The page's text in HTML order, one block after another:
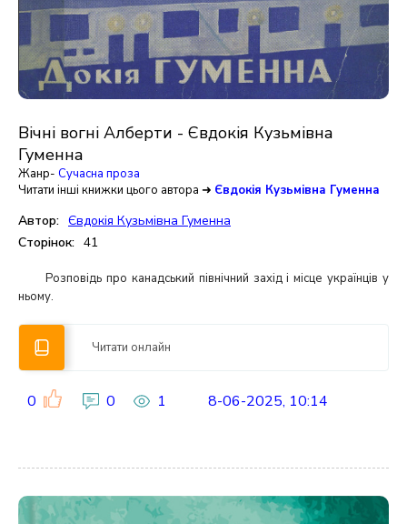
Вічні вогні Алберти - Євдокія Кузьмівна
Гуменна
Жанр- Сучасна проза
Читати інші книжки цього автора ➜ Євдокія Кузьмівна Гуменна
Автор: Євдокія Кузьмівна Гуменна
Сторінок: 41
Розповідь про канадський північний захід і місце українців у
ньому.
Читати онлайн
0 0 1 8-06-2025, 10:14